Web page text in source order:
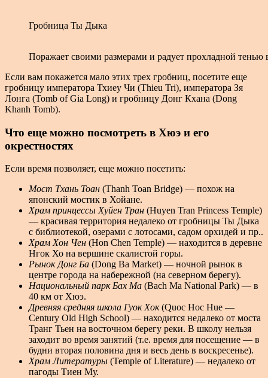
Гробница Ты Дыка
Поражает своими размерами и радует прохладной тенью
Если вам покажется мало этих трех гробниц, посетите еще
гробницу императора Тхиеу Чи (Thieu Tri), императора Зя
Лонга (Tomb of Gia Long) и гробницу Донг Кхана (Dong
Khanh Tomb).
Что еще можно посмотреть в Хюэ и его
окрестностях
Если время позволяет, еще можно посетить:
Мост Тхань Тоан (Thanh Toan Bridge) — похож на
японский мостик в Хойане.
Храм принцессы Хуйен Тран (Huyen Tran Princess Temple)
— красивая территория недалеко от гробницы Ты Дыка
с библиотекой, озерами с лотосами, садом орхидей и пр..
Храм Хон Чен (Hon Chen Temple) — находится в деревне
Нгок Хо на вершине скалистой горы.
Рынок Донг Ба (Dong Ba Market) — ночной рынок в
центре города на набережной (на северном берегу).
Национальный парк Бах Ма (Bach Ma National Park) — в
40 км от Хюэ.
Древняя средняя школа Гуок Хок(Quoc Hoc Hue —
Century Old High School) — находится недалеко от моста
Транг Тьен на восточном берегу реки. В школу нельзя
заходит во время занятий (т.е. время для посещение — в
будни вторая половина дня и весь день в воскресенье).
Храм Литературы (Temple of Literature) — недалеко от
пагоды Тиен Му.